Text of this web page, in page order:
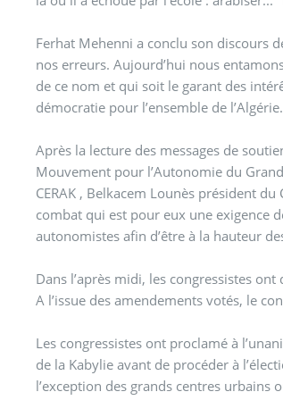
Ferhat Mehenni a conclu son discours
nos erreurs. Aujourd’hui nous
de ce nom et qui soit le garant des
démocratie pour l’ensemble de l’Algérie.
Après la lecture des messages de
Mouvement pour l’Autonomie du
CERAK , Belkacem Lounès président
combat qui est pour eux une exigence
autonomistes afin d’être à la hauteur
Dans l’après midi, les congressistes
A l’issue des amendements votés, le
Les congressistes ont proclamé à
de la Kabylie avant de procéder à
l’exception des grands centres urbains